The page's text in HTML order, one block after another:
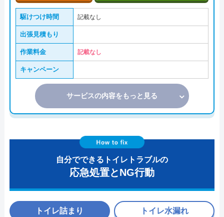
駆けつけ時間 記載なし
出張見積もり
作業料金 記載なし
キャンペーン
サービスの内容をもっと見る
自分でできるトイレトラブルの
応急処置とNG行動
トイレ詰まり トイレ水漏れ